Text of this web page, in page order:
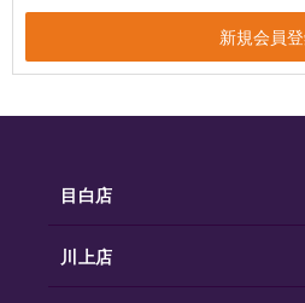
目白店
川上店